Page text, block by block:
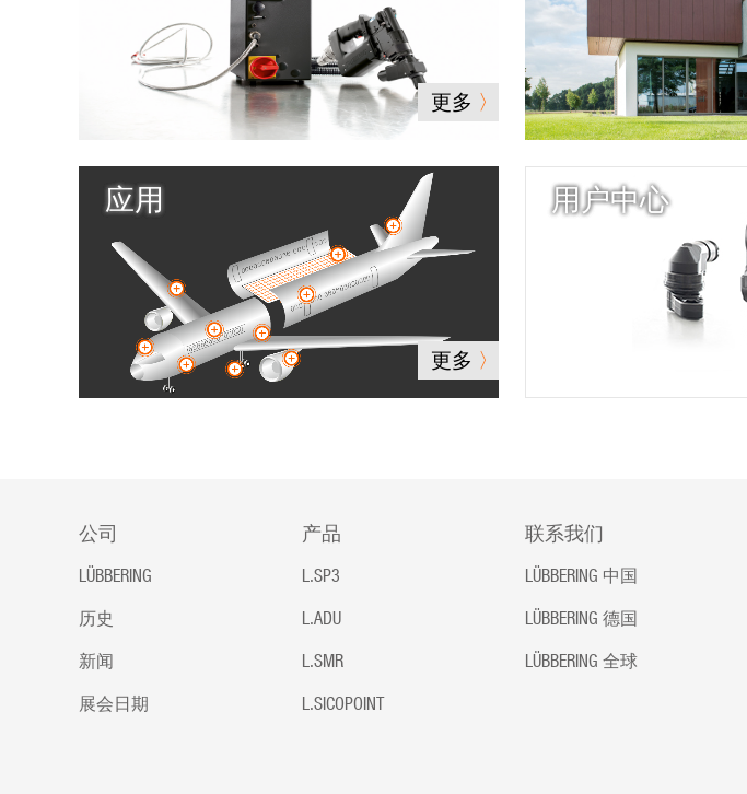
更多
应用
更多
用户中心
公司
LÜBBERING
历史
新闻
展会日期
产品
L.SP3
L.ADU
L.SMR
L.SICOPOINT
联系我们
LÜBBERING 中国
LÜBBERING 德国
LÜBBERING 全球